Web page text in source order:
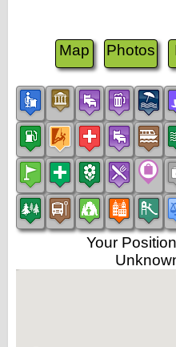
Map Photos
Your